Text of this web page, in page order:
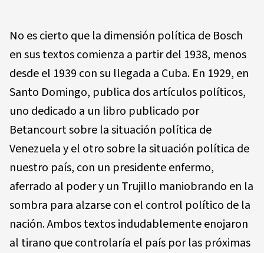
No es cierto que la dimensión política de Bosch
en sus textos comienza a partir del 1938, menos
desde el 1939 con su llegada a Cuba. En 1929, en
Santo Domingo, publica dos artículos políticos,
uno dedicado a un libro publicado por
Betancourt sobre la situación política de
Venezuela y el otro sobre la situación política de
nuestro país, con un presidente enfermo,
aferrado al poder y un Trujillo maniobrando en la
sombra para alzarse con el control político de la
nación. Ambos textos indudablemente enojaron
al tirano que controlaría el país por las próximas